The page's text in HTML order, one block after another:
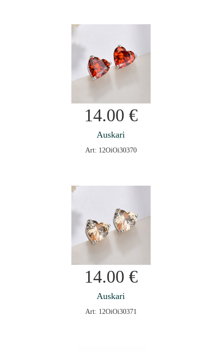
14.00 €
Auskari
Art: 12OiOi30370
14.00 €
Auskari
Art: 12OiOi30371